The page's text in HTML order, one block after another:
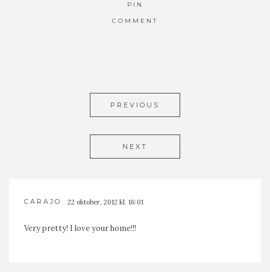
PIN
COMMENT
PREVIOUS
NEXT
CARAJO 22 oktober, 2012 kl. 16:01
Very pretty! I love your home!!!